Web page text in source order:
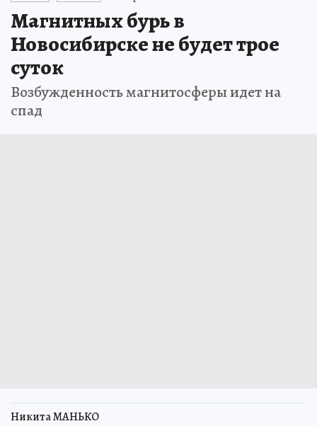
Магнитных бурь в
Новосибирске не будет трое
суток
Возбужденность магнитосферы идет на
спад
Никита МАНЬКО